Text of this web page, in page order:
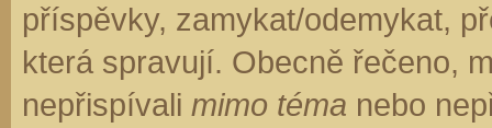
příspěvky, zamykat/odemykat,
která spravují. Obecně řečeno,
nepřispívali mimo téma nebo